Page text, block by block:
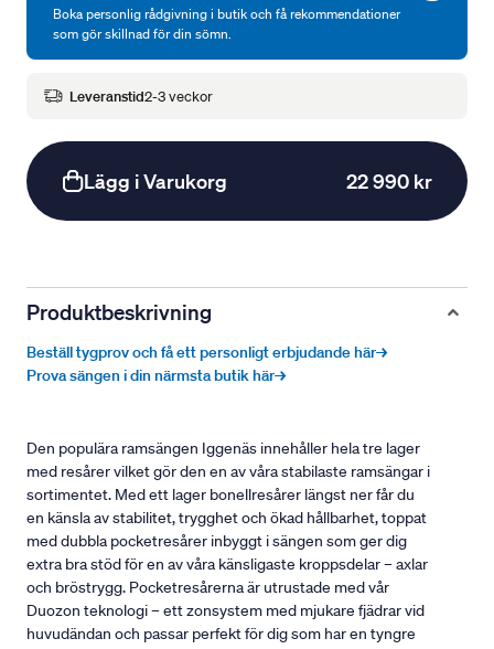
Boka personlig rådgivning i butik och få rekommendationer
som gör skillnad för din sömn.
Leveranstid2-3 veckor
Lägg i Varukorg 22 990 kr
Produktbeskrivning
Beställ tygprov och få ett personligt erbjudande här→
Prova sängen i din närmsta butik här→
Den populära ramsängen Iggenäs innehåller hela tre lager
med resårer vilket gör den en av våra stabilaste ramsängar i
sortimentet. Med ett lager bonellresårer längst ner får du
en känsla av stabilitet, trygghet och ökad hållbarhet, toppat
med dubbla pocketresårer inbyggt i sängen som ger dig
extra bra stöd för en av våra känsligaste kroppsdelar – axlar
och bröstrygg. Pocketresårerna är utrustade med vår
Duozon teknologi – ett zonsystem med mjukare fjädrar vid
huvudändan och passar perfekt för dig som har en tyngre